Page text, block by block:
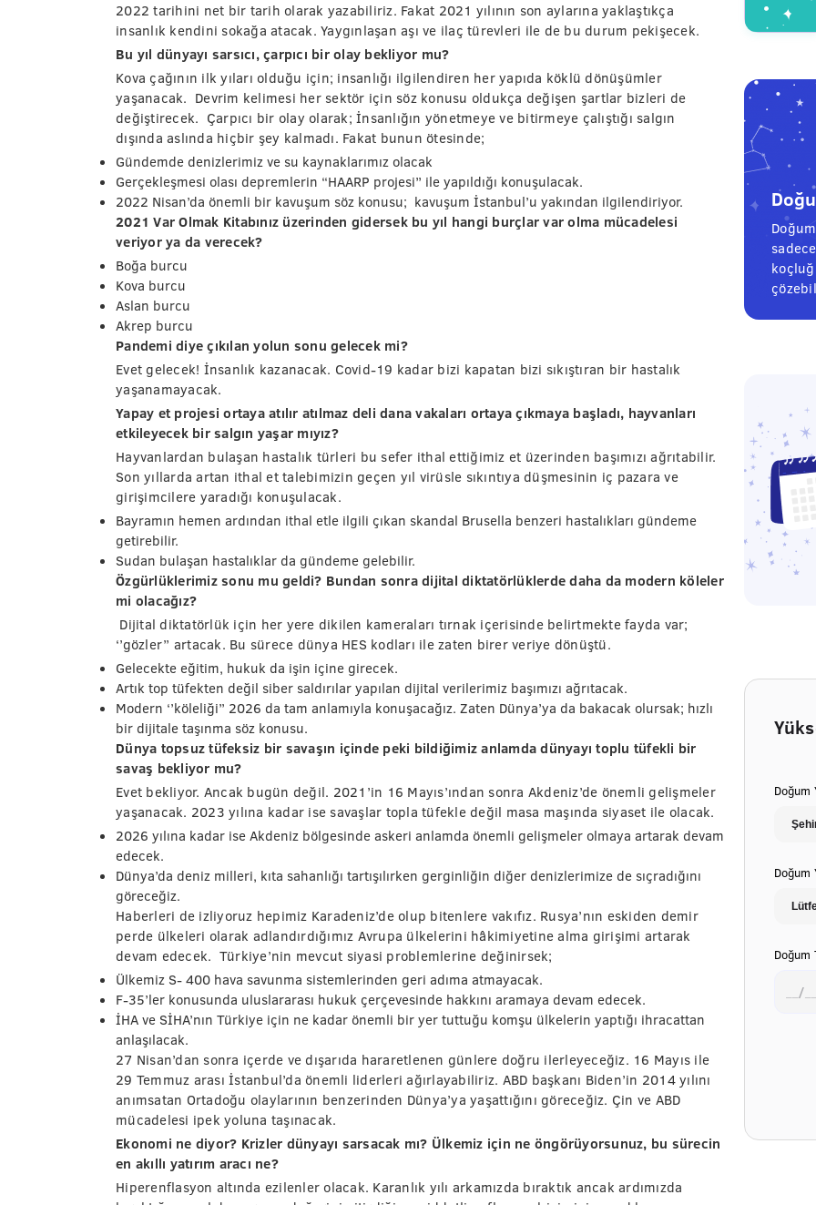
2022 tarihini net bir tarih olarak yazabiliriz. Fakat 2021 yılının son aylarına yaklaştıkça
insanlık kendini sokağa atacak. Yaygınlaşan aşı ve ilaç türevleri ile de bu durum pekişecek.
Bu yıl dünyayı sarsıcı, çarpıcı bir olay bekliyor mu?
Kova çağının ilk yıları olduğu için; insanlığı ilgilendiren her yapıda köklü dönüşümler
yaşanacak. Devrim kelimesi her sektör için söz konusu oldukça değişen şartlar bizleri de
değiştirecek. Çarpıcı bir olay olarak; İnsanlığın yönetmeye ve bitirmeye çalıştığı salgın
dışında aslında hiçbir şey kalmadı. Fakat bunun ötesinde;
Gündemde denizlerimiz ve su kaynaklarımız olacak
Gerçekleşmesi olası depremlerin “HAARP projesi” ile yapıldığı konuşulacak.
2022 Nisan’da önemli bir kavuşum söz konusu; kavuşum İstanbul’u yakından ilgilendiriyor.
2021 Var Olmak Kitabınız üzerinden gidersek bu yıl hangi burçlar var olma mücadelesi
veriyor ya da verecek?
Boğa burcu
Kova burcu
Aslan burcu
Akrep burcu
Pandemi diye çıkılan yolun sonu gelecek mi?
Evet gelecek! İnsanlık kazanacak. Covid-19 kadar bizi kapatan bizi sıkıştıran bir hastalık
yaşanamayacak.
Yapay et projesi ortaya atılır atılmaz deli dana vakaları ortaya çıkmaya başladı, hayvanları
etkileyecek bir salgın yaşar mıyız?
Hayvanlardan bulaşan hastalık türleri bu sefer ithal ettiğimiz et üzerinden başımızı ağrıtabilir.
Son yıllarda artan ithal et talebimizin geçen yıl virüsle sıkıntıya düşmesinin iç pazara ve
girişimcilere yaradığı konuşulacak.
Bayramın hemen ardından ithal etle ilgili çıkan skandal Brusella benzeri hastalıkları gündeme
getirebilir.
Sudan bulaşan hastalıklar da gündeme gelebilir.
Özgürlüklerimiz sonu mu geldi? Bundan sonra dijital diktatörlüklerde daha da modern köleler
mi olacağız?
Dijital diktatörlük için her yere dikilen kameraları tırnak içerisinde belirtmekte fayda var;
‘’gözler’’ artacak. Bu sürece dünya HES kodları ile zaten birer veriye dönüştü.
Gelecekte eğitim, hukuk da işin içine girecek.
Artık top tüfekten değil siber saldırılar yapılan dijital verilerimiz başımızı ağrıtacak.
Modern ‘’köleliği’’ 2026 da tam anlamıyla konuşacağız. Zaten Dünya’ya da bakacak olursak; hızlı
bir dijitale taşınma söz konusu.
Dünya topsuz tüfeksiz bir savaşın içinde peki bildiğimiz anlamda dünyayı toplu tüfekli bir
savaş bekliyor mu?
Evet bekliyor. Ancak bugün değil. 2021’in 16 Mayıs’ından sonra Akdeniz’de önemli gelişmeler
yaşanacak. 2023 yılına kadar ise savaşlar topla tüfekle değil masa maşında siyaset ile olacak.
2026 yılına kadar ise Akdeniz bölgesinde askeri anlamda önemli gelişmeler olmaya artarak devam
edecek.
Dünya’da deniz milleri, kıta sahanlığı tartışılırken gerginliğin diğer denizlerimize de sıçradığını
göreceğiz.
Haberleri de izliyoruz hepimiz Karadeniz’de olup bitenlere vakıfız. Rusya’nın eskiden demir
perde ülkeleri olarak adlandırdığımız Avrupa ülkelerini hâkimiyetine alma girişimi artarak
devam edecek. Türkiye’nin mevcut siyasi problemlerine değinirsek;
Ülkemiz S- 400 hava savunma sistemlerinden geri adıma atmayacak.
F-35’ler konusunda uluslararası hukuk çerçevesinde hakkını aramaya devam edecek.
İHA ve SİHA’nın Türkiye için ne kadar önemli bir yer tuttuğu komşu ülkelerin yaptığı ihracattan
anlaşılacak.
27 Nisan’dan sonra içerde ve dışarıda hararetlenen günlere doğru ilerleyeceğiz. 16 Mayıs ile
29 Temmuz arası İstanbul’da önemli liderleri ağırlayabiliriz. ABD başkanı Biden’in 2014 yılını
anımsatan Ortadoğu olaylarının benzerinden Dünya’ya yaşattığını göreceğiz. Çin ve ABD
mücadelesi ipek yoluna taşınacak.
Ekonomi ne diyor? Krizler dünyayı sarsacak mı? Ülkemiz için ne öngörüyorsunuz, bu sürecin
en akıllı yatırım aracı ne?
Hiperenflasyon altında ezilenler olacak. Karanlık yılı arkamızda bıraktık ancak ardımızda
Doğum
Doğum
Doğum